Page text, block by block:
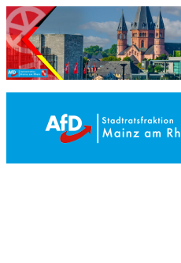
Zum
Inhalt
springen